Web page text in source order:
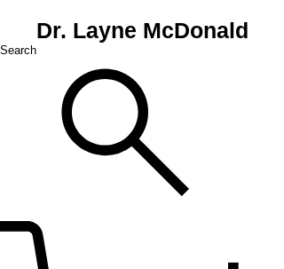
Dr. Layne McDonald
Search